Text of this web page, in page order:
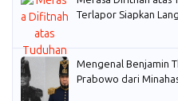
Terlapor Siapkan
Mengenal Benjamin
Prabowo dari